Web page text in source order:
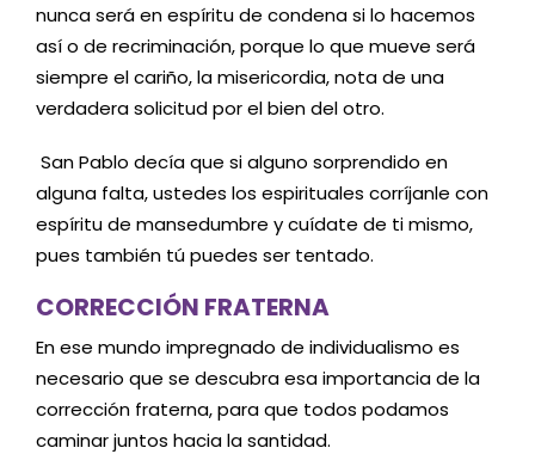
nunca será en espíritu de condena si lo hacemos
así o de recriminación, porque lo que mueve será
siempre el cariño, la misericordia, nota de una
verdadera solicitud por el bien del otro.
San Pablo decía que si alguno sorprendido en
alguna falta, ustedes los espirituales corríjanle con
espíritu de mansedumbre y cuídate de ti mismo,
pues también tú puedes ser tentado.
CORRECCIÓN FRATERNA
En ese mundo impregnado de individualismo es
necesario que se descubra esa importancia de la
corrección fraterna, para que todos podamos
caminar juntos hacia la santidad.